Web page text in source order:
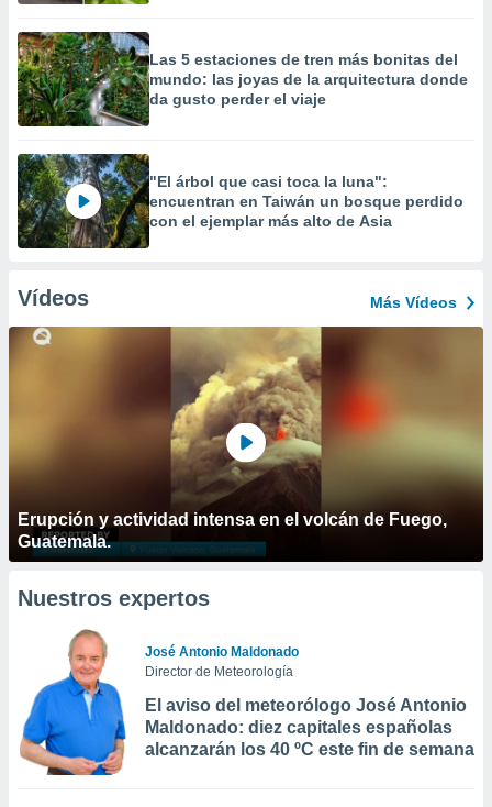
Las 5 estaciones de tren más bonitas del
mundo: las joyas de la arquitectura donde
da gusto perder el viaje
"El árbol que casi toca la luna":
encuentran en Taiwán un bosque perdido
con el ejemplar más alto de Asia
Vídeos Más Vídeos
Erupción y actividad intensa en el volcán de Fuego,
Guatemala.
Nuestros expertos
José Antonio Maldonado
Director de Meteorología
El aviso del meteorólogo José Antonio
Maldonado: diez capitales españolas
alcanzarán los 40 ºC este fin de semana